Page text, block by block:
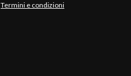
Termini e condizioni